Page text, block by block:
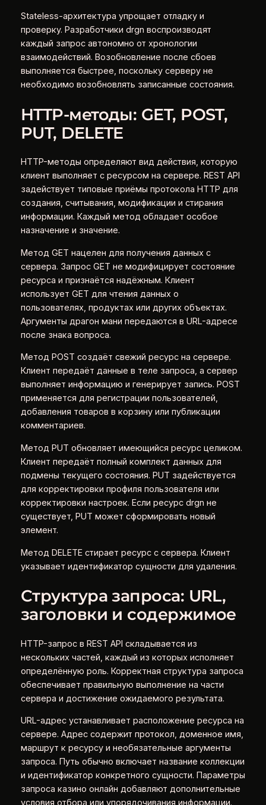
Stateless-архитектура упрощает отладку и
проверку. Разработчики drgn воспроизводят
каждый запрос автономно от хронологии
взаимодействий. Возобновление после сбоев
выполняется быстрее, поскольку серверу не
необходимо возобновлять записанные состояния.
HTTP-методы: GET, POST,
PUT, DELETE
HTTP-методы определяют вид действия, которую
клиент выполняет с ресурсом на сервере. REST API
задействует типовые приёмы протокола HTTP для
создания, считывания, модификации и стирания
информации. Каждый метод обладает особое
назначение и значение.
Метод GET нацелен для получения данных с
сервера. Запрос GET не модифицирует состояние
ресурса и признаётся надёжным. Клиент
использует GET для чтения данных о
пользователях, продуктах или других объектах.
Аргументы драгон мани передаются в URL-адресе
после знака вопроса.
Метод POST создаёт свежий ресурс на сервере.
Клиент передаёт данные в теле запроса, а сервер
выполняет информацию и генерирует запись. POST
применяется для регистрации пользователей,
добавления товаров в корзину или публикации
комментариев.
Метод PUT обновляет имеющийся ресурс целиком.
Клиент передаёт полный комплект данных для
подмены текущего состояния. PUT задействуется
для корректировки профиля пользователя или
корректировки настроек. Если ресурс drgn не
существует, PUT может сформировать новый
элемент.
Метод DELETE стирает ресурс с сервера. Клиент
указывает идентификатор сущности для удаления.
Структура запроса: URL,
заголовки и содержимое
HTTP-запрос в REST API складывается из
нескольких частей, каждый из которых исполняет
определённую роль. Корректная структура запроса
обеспечивает правильную выполнение на части
сервера и достижение ожидаемого результата.
URL-адрес устанавливает расположение ресурса на
сервере. Адрес содержит протокол, доменное имя,
маршрут к ресурсу и необязательные аргументы
запроса. Путь обычно включает название коллекции
и идентификатор конкретного сущности. Параметры
запроса казино онлайн добавляют дополнительные
условия отбора или упорядочивания информации.